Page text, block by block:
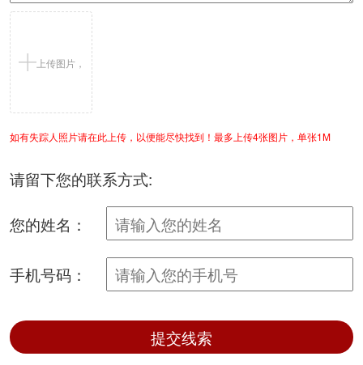
上传图片，
如有失踪人照片请在此上传，以便能尽快找到！最多上传4张图片，单张1M
请留下您的联系方式:
您的姓名：
手机号码：
提交线索